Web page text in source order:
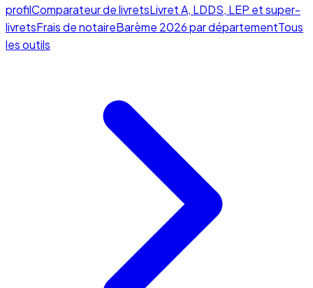
profilComparateur de livretsLivret A, LDDS, LEP et super-
livretsFrais de notaireBarème 2026 par départementTous
les outils